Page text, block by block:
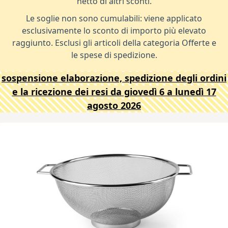
Le soglie non sono cumulabili: viene applicato
esclusivamente lo sconto di importo più elevato
raggiunto. Esclusi gli articoli della categoria Offerte e
le spese di spedizione.
sospensione elaborazione, spedizione degli ordini
e la ricezione dei resi da giovedì 6 a lunedì 17
agosto 2026